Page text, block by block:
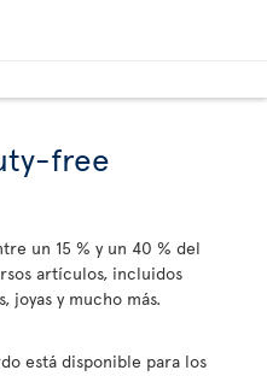
free
un 15 % y un 40 % del
artículos, incluidos
joyas y mucho más.
está disponible para los